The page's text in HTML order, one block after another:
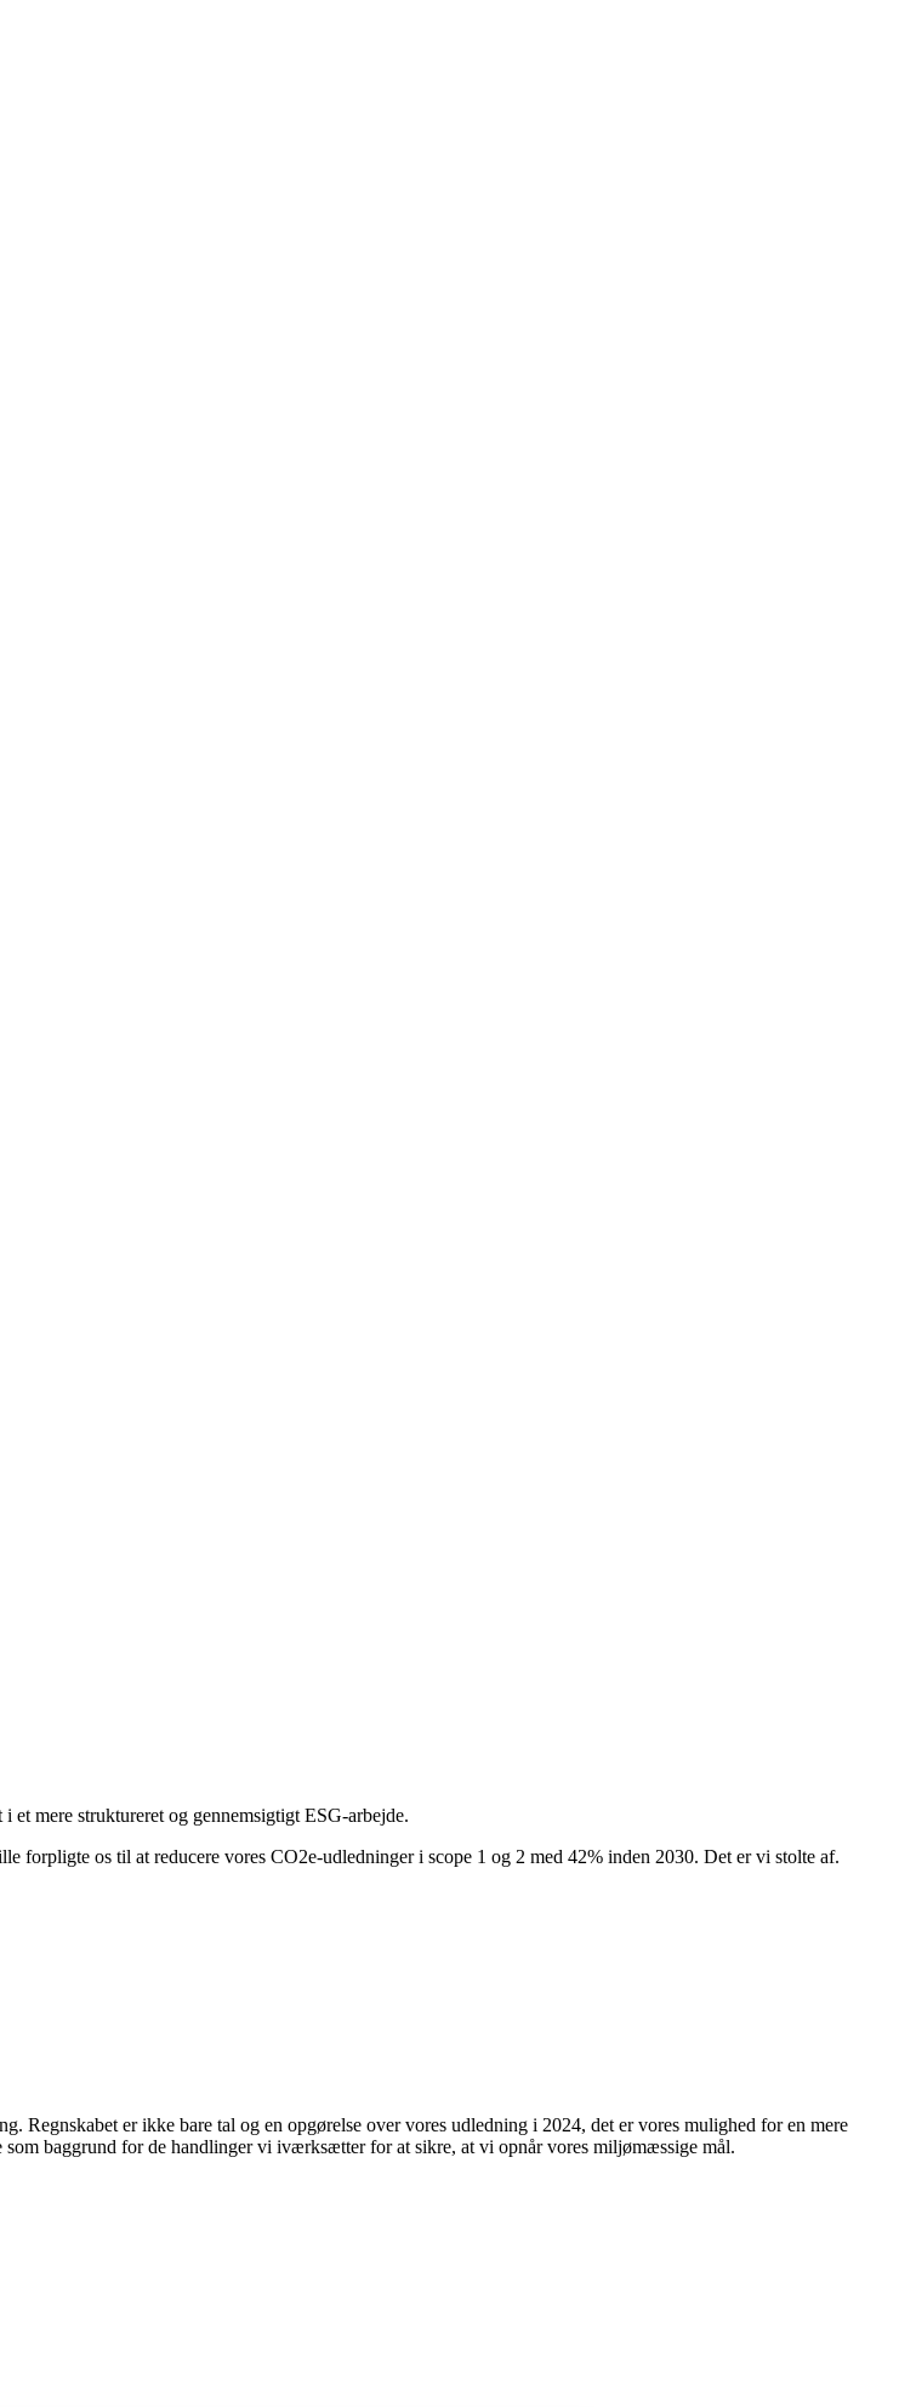
mere struktureret og gennemsigtigt ESG-arbejde.
forpligte os til at reducere vores CO2e-udledninger i scope 1 og 2 med 42% inden 2030. Det er vi stolte af.
Regnskabet er ikke bare tal og en opgørelse over vores udledning i 2024, det er vores mulighed for en mere
baggrund for de handlinger vi iværksætter for at sikre, at vi opnår vores miljømæssige mål.